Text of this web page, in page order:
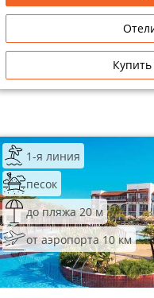
1-я линия
песок
до пляжа 20 м
от аэропорта 10 км